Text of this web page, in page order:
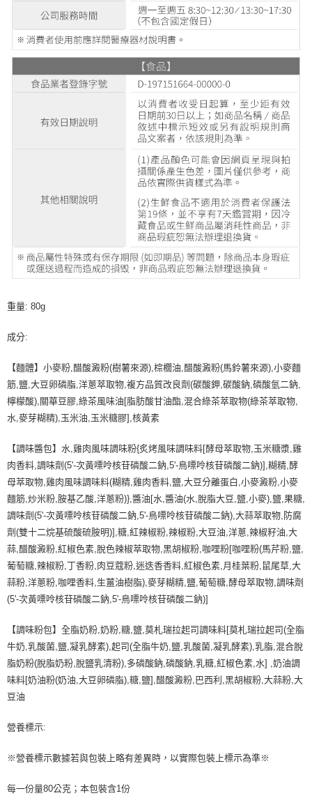
重量: 80g
成分:
【麵體】小麥粉,醋酸澱粉(樹薯來源),棕櫚油,醋酸澱粉(馬鈴薯來源),小麥麵
筋,鹽,大豆卵磷脂,洋蔥萃取物,複方品質改良劑(碳酸鉀,碳酸鈉,磷酸氫二鈉,
檸檬酸),關華豆膠,綠茶風味油[脂肪酸甘油酯,混合綠茶萃取物(綠茶萃取物,
水,麥芽糊精),玉米油,玉米糖膠],核黃素
【調味醬包】水,雞肉風味調味粉{炙烤風味調味料[酵母萃取物,玉米糖漿,雞
肉香料,調味劑(5'-次黃嘌呤核苷磷酸二鈉,5'-鳥嘌呤核苷磷酸二鈉)],糊精,酵
母萃取物,雞肉風味調味料(糊精,雞肉香料,鹽,大豆分離蛋白,小麥澱粉,小麥
麵筋,炒米粉,胺基乙酸,洋蔥粉)},醬油[水,醬油(水,脫脂大豆,鹽,小麥),鹽,果糖,
調味劑(5'-次黃嘌呤核苷磷酸二鈉,5'-鳥嘌呤核苷磷酸二鈉),大蒜萃取物,防腐
劑(雙十二烷基硫酸硫胺明)],糖,紅辣椒粉,辣椒粉,大豆油,洋蔥,辣椒籽油,大
蒜,醋酸澱粉,紅椒色素,脫色辣椒萃取物,黑胡椒粉,咖哩粉[咖哩粉(馬芹粉,鹽,
葡萄糖,辣椒粉,丁香粉,肉豆蔻粉,迷迭香香料,紅椒色素,月桂葉粉,鼠尾草,大
蒜粉,洋蔥粉,咖哩香料,生薑油樹脂),麥芽糊精,鹽,葡萄糖,酵母萃取物,調味劑
(5'-次黃嘌呤核苷磷酸二鈉,5'-鳥嘌呤核苷磷酸二鈉)]
【調味粉包】全脂奶粉,奶粉,糖,鹽,莫札瑞拉起司調味料[莫札瑞拉起司(全脂
牛奶,乳酸菌,鹽,凝乳酵素),起司(全脂牛奶,鹽,乳酸菌,凝乳酵素),乳脂,混合脫
脂奶粉(脫脂奶粉,脫鹽乳清粉),多磷酸鈉,磷酸鈉,乳糖,紅椒色素,水] ,奶油調
味料[奶油粉(奶油,大豆卵磷脂),糖,鹽],醋酸澱粉,巴西利,黑胡椒粉,大蒜粉,大
豆油
營養標示:
※營養標示數據若與包裝上略有差異時，以實際包裝上標示為準※
每一份量80公克；本包裝含1份